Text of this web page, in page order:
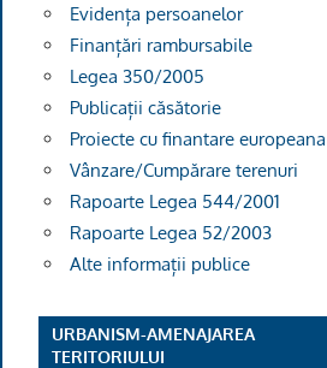
Evidența persoanelor
Finanțări rambursabile
Legea 350/2005
Publicații căsătorie
Proiecte cu finantare europeana
Vânzare/Cumpărare terenuri
Rapoarte Legea 544/2001
Rapoarte Legea 52/2003
Alte informații publice
URBANISM-AMENAJAREA
TERITORIULUI